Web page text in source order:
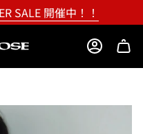
SALE 開催中！！
ACCOUNT